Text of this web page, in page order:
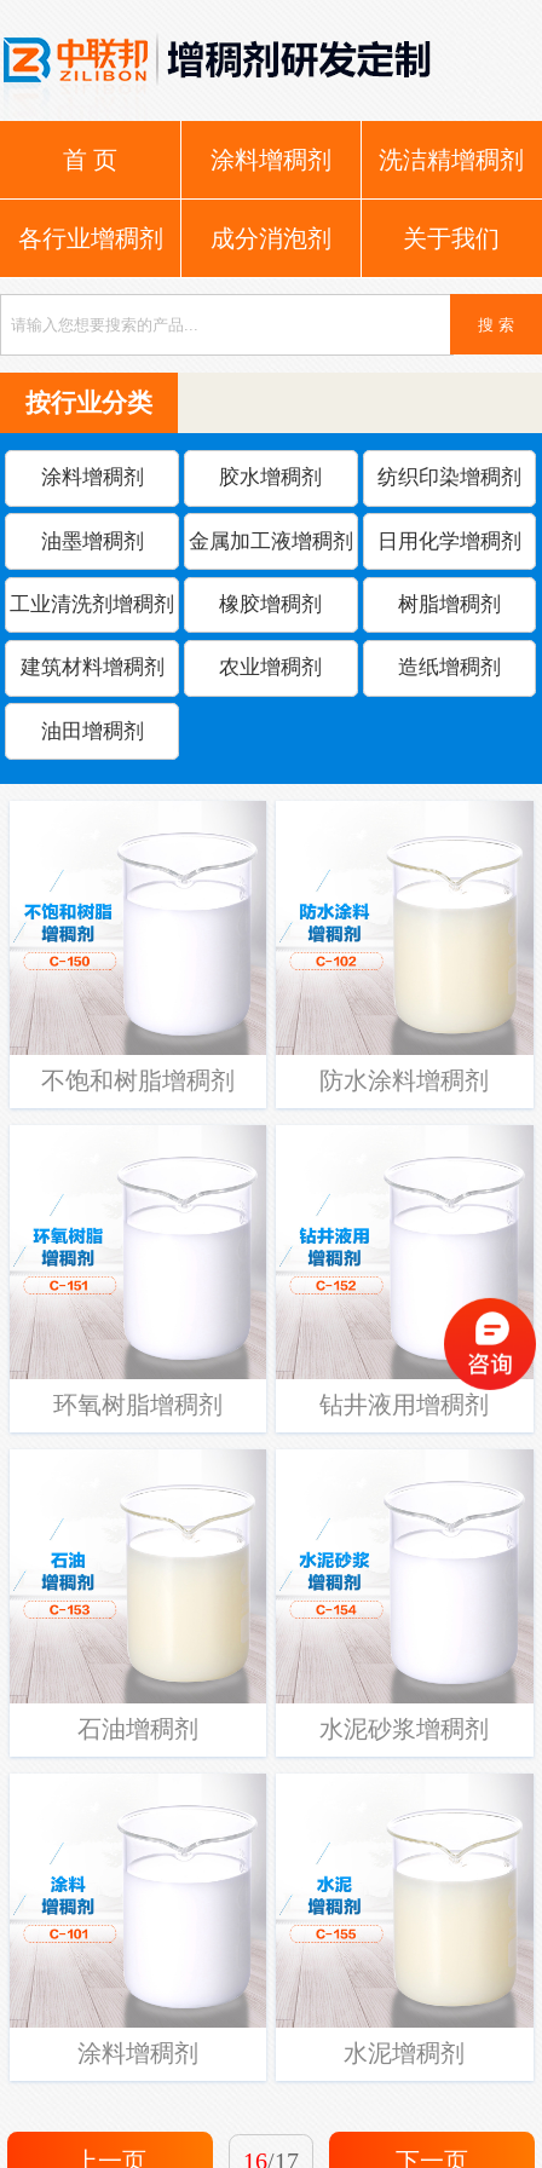
首 页 涂料增稠剂 洗洁精增稠剂
各行业增稠剂 成分消泡剂 关于我们
按行业分类
涂料增稠剂 胶水增稠剂 纺织印染增稠剂
油墨增稠剂 金属加工液增稠剂 日用化学增稠剂
工业清洗剂增稠剂 橡胶增稠剂 树脂增稠剂
建筑材料增稠剂 农业增稠剂 造纸增稠剂
油田增稠剂
不饱和树脂增稠剂 防水涂料增稠剂
环氧树脂增稠剂 钻井液用增稠剂
石油增稠剂 水泥砂浆增稠剂
涂料增稠剂 水泥增稠剂
上一页 16/17 下一页